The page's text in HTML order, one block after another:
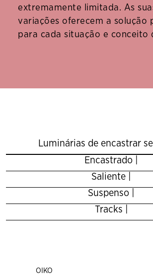
extremamente limitada. As
variações oferecem a solução
para cada situação e conceito
Luminárias de encastrar
Encastrado |
Saliente |
Suspenso |
Tracks |
OIKO